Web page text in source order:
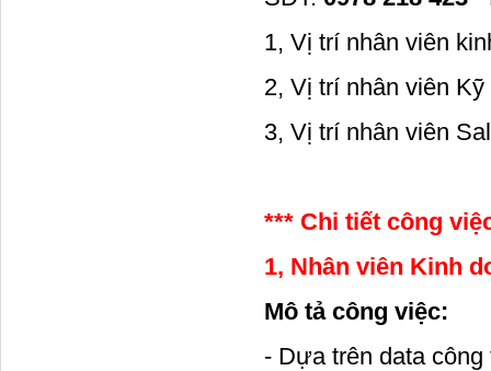
1, Vị trí nhân viên
2, Vị trí nhân viên
3, Vị trí nhân viên
*** Chi tiết công
1, Nhân viên Kinh
Mô tả công việc:
- Dựa trên data